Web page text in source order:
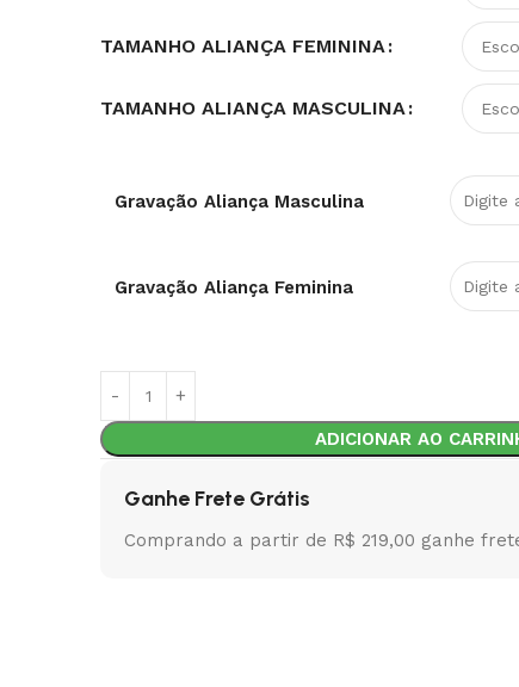
TAMANHO ALIANÇA FEMININA
TAMANHO ALIANÇA MASCULINA
Gravação Aliança Masculina
Gravação Aliança Feminina
ADICIONAR AO
Ganhe Frete Grátis
Comprando a partir de R$ 219,00 ganhe